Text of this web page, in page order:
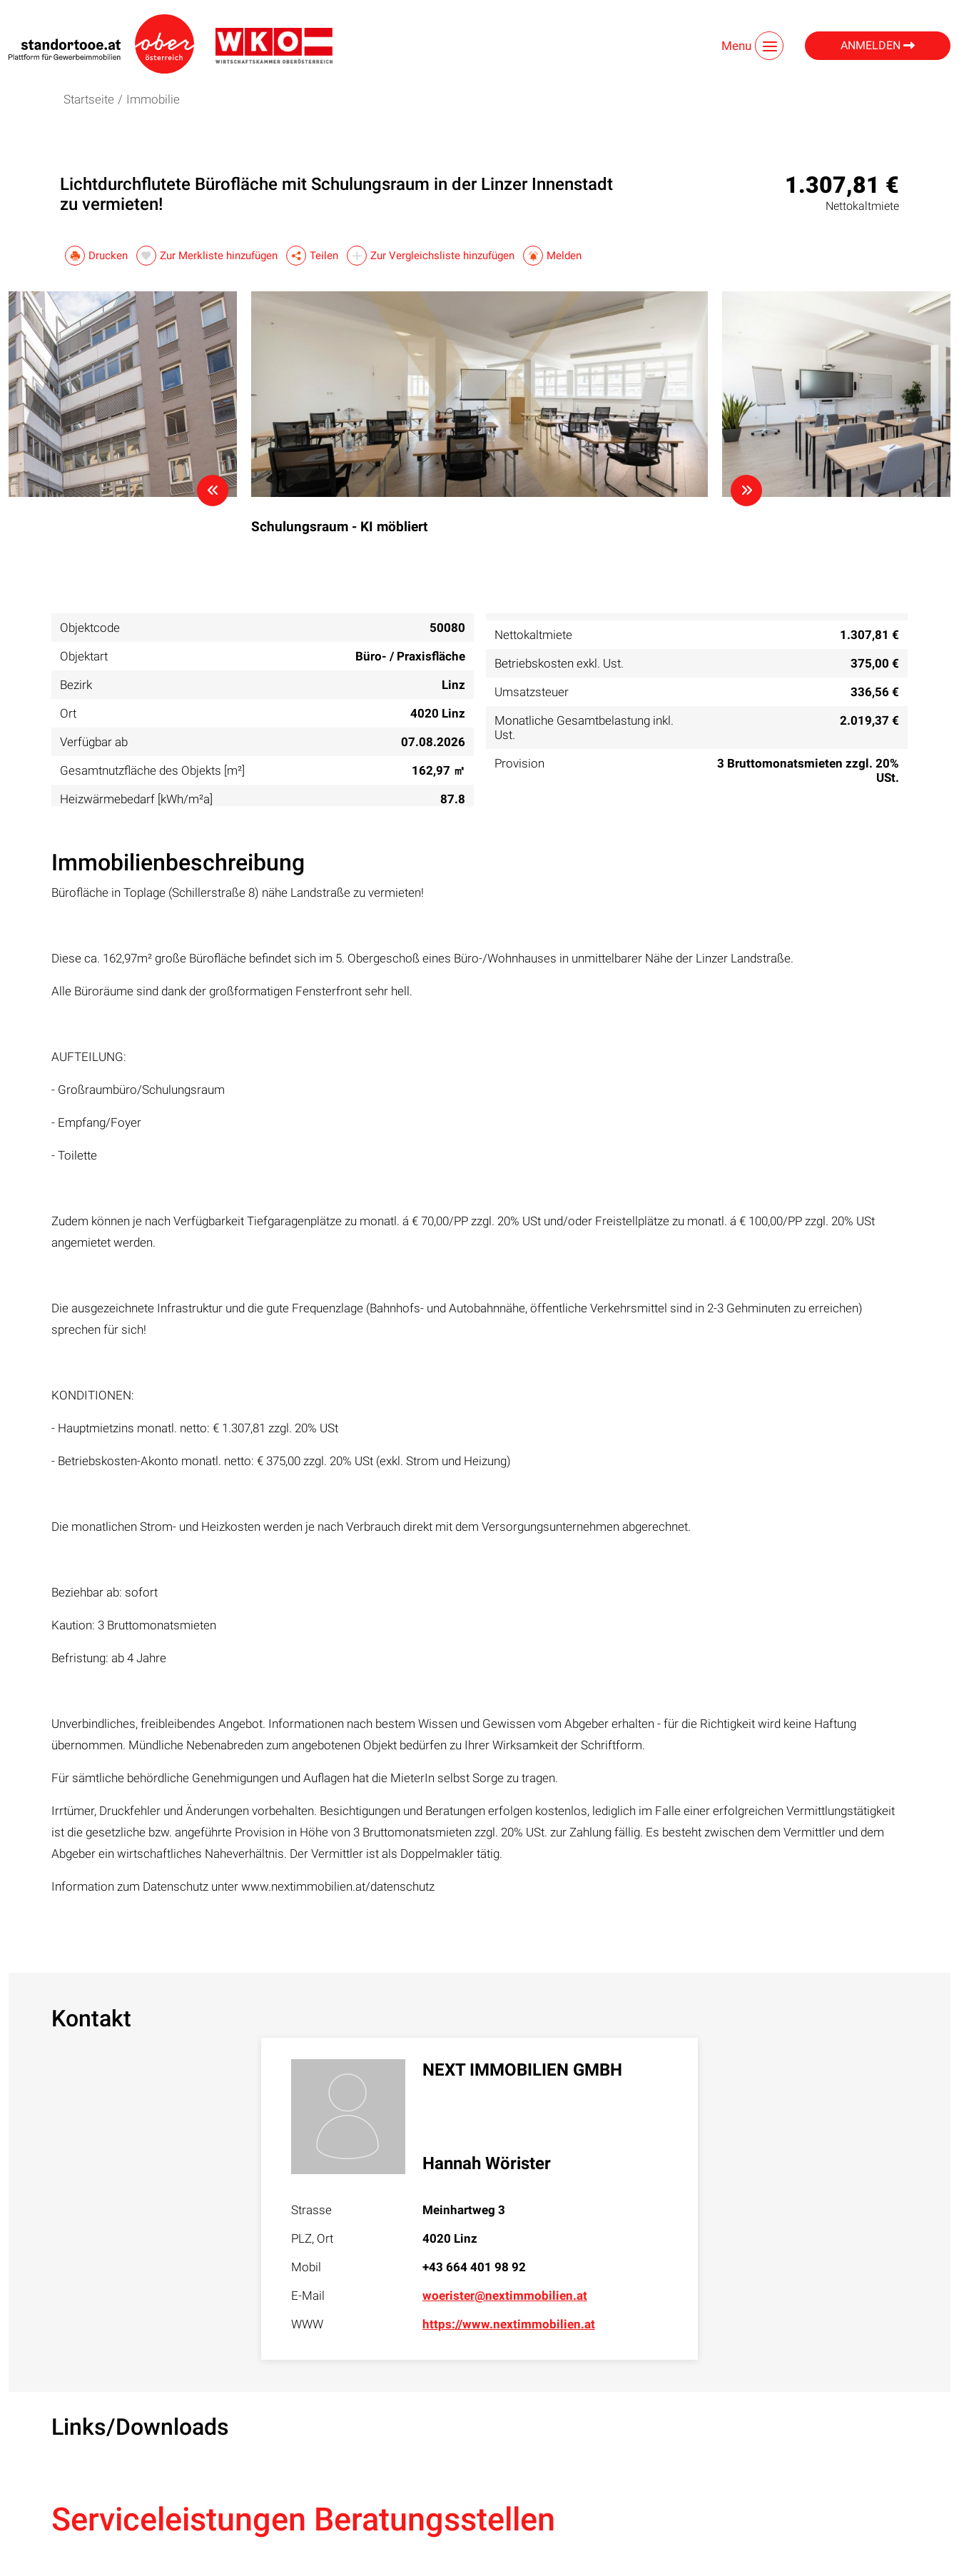
Menu ANMELDEN
Startseite / Immobilie
Lichtdurchflutete Bürofläche mit Schulungsraum in der Linzer Innenstadt
zu vermieten!
1.307,81 €
Nettokaltmiete
Drucken Zur Merkliste hinzufügen Teilen Zur Vergleichsliste hinzufügen Melden
Schulungsraum - KI möbliert
Objektcode
50080
Objektart
Büro- / Praxisfläche
Bezirk
Linz
Ort
4020 Linz
Verfügbar ab
07.08.2026
Gesamtnutzfläche des Objekts [m²]
162,97 ㎡
Heizwärmebedarf [kWh/m²a]
87.8
Nettokaltmiete
1.307,81 €
Betriebskosten exkl. Ust.
375,00 €
Umsatzsteuer
336,56 €
Monatliche Gesamtbelastung inkl.
Ust.
2.019,37 €
Provision
3 Bruttomonatsmieten zzgl. 20%
USt.
Immobilienbeschreibung
Bürofläche in Toplage (Schillerstraße 8) nähe Landstraße zu vermieten!
Diese ca. 162,97m² große Bürofläche befindet sich im 5. Obergeschoß eines Büro-/Wohnhauses in unmittelbarer Nähe der Linzer Landstraße.
Alle Büroräume sind dank der großformatigen Fensterfront sehr hell.
AUFTEILUNG:
- Großraumbüro/Schulungsraum
- Empfang/Foyer
- Toilette
Zudem können je nach Verfügbarkeit Tiefgaragenplätze zu monatl. á € 70,00/PP zzgl. 20% USt und/oder Freistellplätze zu monatl. á € 100,00/PP zzgl. 20% USt
angemietet werden.
Die ausgezeichnete Infrastruktur und die gute Frequenzlage (Bahnhofs- und Autobahnnähe, öffentliche Verkehrsmittel sind in 2-3 Gehminuten zu erreichen)
sprechen für sich!
KONDITIONEN:
- Hauptmietzins monatl. netto: € 1.307,81 zzgl. 20% USt
- Betriebskosten-Akonto monatl. netto: € 375,00 zzgl. 20% USt (exkl. Strom und Heizung)
Die monatlichen Strom- und Heizkosten werden je nach Verbrauch direkt mit dem Versorgungsunternehmen abgerechnet.
Beziehbar ab: sofort
Kaution: 3 Bruttomonatsmieten
Befristung: ab 4 Jahre
Unverbindliches, freibleibendes Angebot. Informationen nach bestem Wissen und Gewissen vom Abgeber erhalten - für die Richtigkeit wird keine Haftung
übernommen. Mündliche Nebenabreden zum angebotenen Objekt bedürfen zu Ihrer Wirksamkeit der Schriftform.
Für sämtliche behördliche Genehmigungen und Auflagen hat die MieterIn selbst Sorge zu tragen.
Irrtümer, Druckfehler und Änderungen vorbehalten. Besichtigungen und Beratungen erfolgen kostenlos, lediglich im Falle einer erfolgreichen Vermittlungstätigkeit
ist die gesetzliche bzw. angeführte Provision in Höhe von 3 Bruttomonatsmieten zzgl. 20% USt. zur Zahlung fällig. Es besteht zwischen dem Vermittler und dem
Abgeber ein wirtschaftliches Naheverhältnis. Der Vermittler ist als Doppelmakler tätig.
Information zum Datenschutz unter www.nextimmobilien.at/datenschutz
Kontakt
NEXT IMMOBILIEN GMBH
Hannah Wörister
Strasse
Meinhartweg 3
PLZ, Ort
4020 Linz
Mobil
+43 664 401 98 92
E-Mail
woerister@nextimmobilien.at
WWW
https://www.nextimmobilien.at
Links/Downloads
Serviceleistungen Beratungsstellen